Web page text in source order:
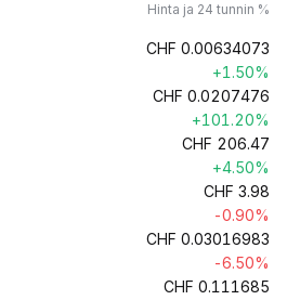
Hinta ja 24 tunnin %
CHF 0.00634073
+1.50%
CHF 0.0207476
+101.20%
CHF 206.47
+4.50%
CHF 3.98
-0.90%
CHF 0.03016983
-6.50%
CHF 0.111685